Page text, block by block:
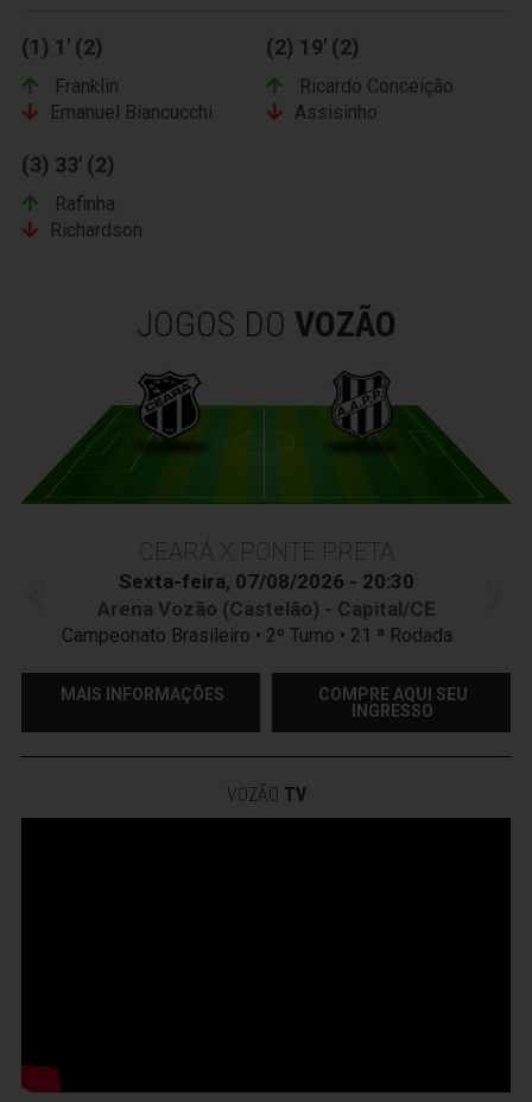
(1) 1' (2)
Franklin
Emanuel Biancucchi
(2) 19' (2)
Ricardo Conceição
Assisinho
(3) 33' (2)
Rafinha
Richardson
JOGOS DO VOZÃO
CEARÁ X PONTE PRETA
Sexta-feira, 07/08/2026 - 20:30
Arena Vozão (Castelão) - Capital/CE
Campeonato Brasileiro • 2º Turno • 21 ª Rodada
MAIS INFORMAÇÕES
COMPRE AQUI SEU
INGRESSO
VOZÃO TV